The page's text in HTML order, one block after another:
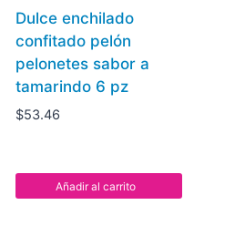
Dulce enchilado
confitado pelón
pelonetes sabor a
tamarindo 6 pz
$53.46
Añadir al carrito